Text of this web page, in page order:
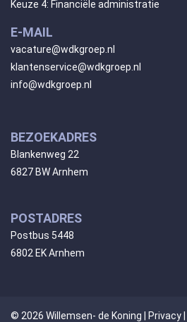
Keuze 4: Financiële administratie
E-MAIL
vacature@wdkgroep.nl
klantenservice@wdkgroep.nl
info@wdkgroep.nl
BEZOEKADRES
Blankenweg 22
6827 BW Arnhem
POSTADRES
Postbus 5448
6802 EK Arnhem
© 2026 Willemsen- de Koning | Privacy